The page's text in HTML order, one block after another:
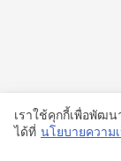
เราใช้คุกกี้เพื่อพัฒ
ได้ที่ นโยบายความ